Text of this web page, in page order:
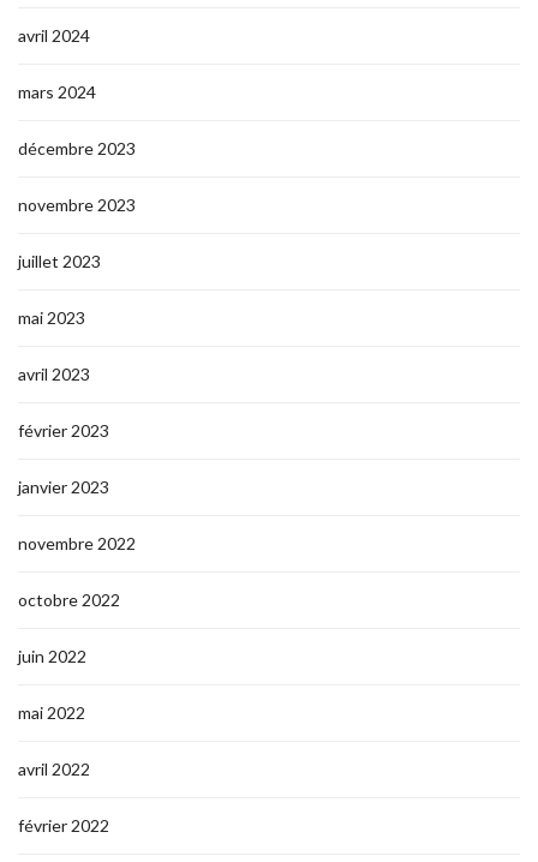
avril 2024
mars 2024
décembre 2023
novembre 2023
juillet 2023
mai 2023
avril 2023
février 2023
janvier 2023
novembre 2022
octobre 2022
juin 2022
mai 2022
avril 2022
février 2022